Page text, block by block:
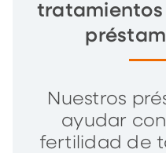
Nuestros
ayudar
fertilidad de